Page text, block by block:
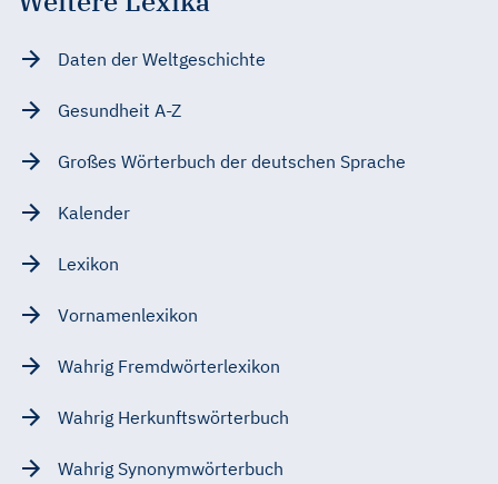
Daten der Weltgeschichte
Gesundheit A-Z
Großes Wörterbuch der deutschen Sprache
Kalender
Lexikon
Vornamenlexikon
Wahrig Fremdwörterlexikon
Wahrig Herkunftswörterbuch
Wahrig Synonymwörterbuch